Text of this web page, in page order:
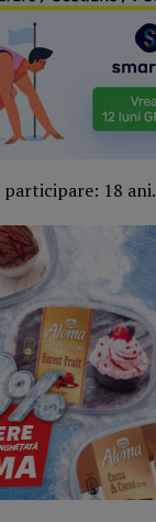
18 ani.